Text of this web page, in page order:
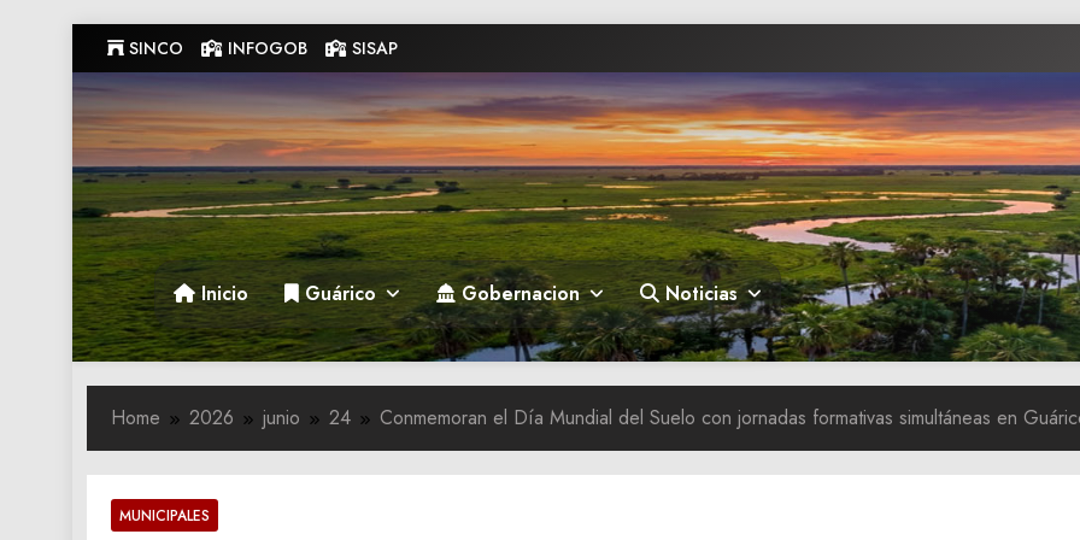
to
content
SINCO INFOGOB SISAP
Gobernacion de Guarico
Gobernacion de Guarico
Inicio Guárico Gobernacion Noticias
Home 2026 junio 24 Conmemoran el Día Mundial del Suelo con jornadas formativas simultáneas en
MUNICIPALES